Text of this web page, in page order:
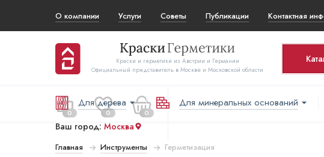
О компании Услуги Советы Публикации Контактная
Краски и герметики из Австрии и Германии
Официальный представитель в Москве и Московской области
0 0 0
Ваш город: Москва
Для дерева Для минеральных оснований
Главная Инструменты Герметизация